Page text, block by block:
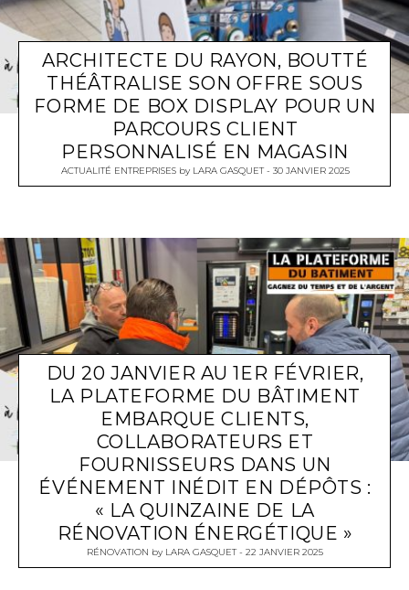
ARCHITECTE DU RAYON, BOUTTÉ
THÉÂTRALISE SON OFFRE SOUS
FORME DE BOX DISPLAY POUR UN
PARCOURS CLIENT
PERSONNALISÉ EN MAGASIN
ACTUALITÉ ENTREPRISESby LARA GASQUET 30 JANVIER 2025
DU 20 JANVIER AU 1ER FÉVRIER,
LA PLATEFORME DU BÂTIMENT
EMBARQUE CLIENTS,
COLLABORATEURS ET
FOURNISSEURS DANS UN
ÉVÉNEMENT INÉDIT EN DÉPÔTS :
« LA QUINZAINE DE LA
RÉNOVATION ÉNERGÉTIQUE »
RÉNOVATION by LARA GASQUET 22 JANVIER 2025